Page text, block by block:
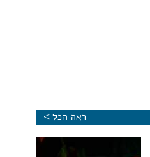
ראה הכל >